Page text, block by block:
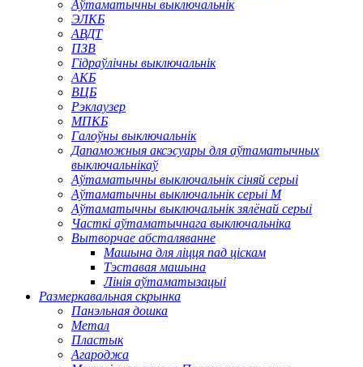
Аўтаматычны выключальнік
ЭЛКБ
АВДТ
ПЗВ
Гідраўлічны выключальнік
АКБ
ВЦБ
Рэклаузер
МПКБ
Галоўны выключальнік
Дапаможныя аксэсуары для аўтаматычных
выключальнікаў
Аўтаматычны выключальнік сіняй серыі
Аўтаматычны выключальнік серыі M
Аўтаматычны выключальнік зялёнай серыі
Часткі аўтаматычнага выключальніка
Вытворчае абсталяванне
Машына для ліцця пад ціскам
Тэставая машына
Лінія аўтаматызацыі
Размеркавальная скрынка
Панэльная дошка
Метал
Пластык
Агароджа